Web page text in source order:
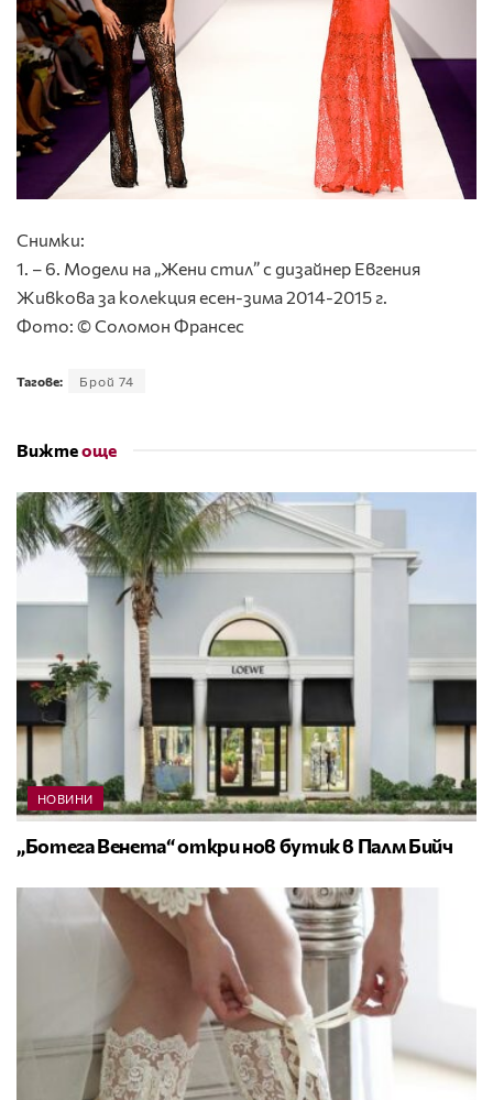
Снимки:
1. – 6. Модели на „Жени стил” с дизайнер Евгения
Живкова за колекция есен-зима 2014-2015 г.
Фото: © Соломон Франсес
Тагове: Брой 74
Вижтеоще
НОВИНИ
„Ботега Венета“ откри нов бутик в Палм Бийч